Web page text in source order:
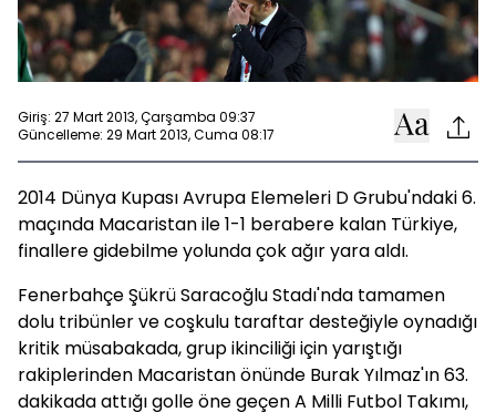
Giriş: 27 Mart 2013, Çarşamba 09:37
Güncelleme: 29 Mart 2013, Cuma 08:17
2014 Dünya Kupası Avrupa Elemeleri D Grubu'ndaki 6.
maçında Macaristan ile 1-1 berabere kalan Türkiye,
finallere gidebilme yolunda çok ağır yara aldı.
Fenerbahçe Şükrü Saracoğlu Stadı'nda tamamen
dolu tribünler ve coşkulu taraftar desteğiyle oynadığı
kritik müsabakada, grup ikinciliği için yarıştığı
rakiplerinden Macaristan önünde Burak Yılmaz'ın 63.
dakikada attığı golle öne geçen A Milli Futbol Takımı,